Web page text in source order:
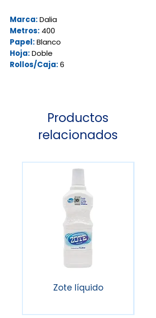
Marca:Dalia
Metros: 400
Papel:Blanco
Hoja:Doble
Rollos/Caja:6
Productos
relacionados
Zote líquido